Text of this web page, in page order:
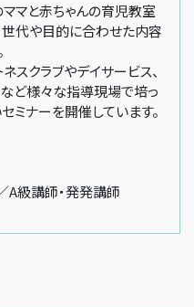
ママと赤ちゃんの育児教室
代や目的に合わせた内容
スクラブやデイサービス、
ど様々な指導現場で培っ
ミナーを開催しています。
A級講師・発発講師